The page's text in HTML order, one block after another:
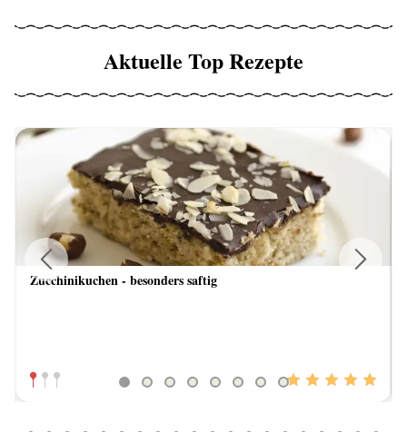
Aktuelle Top Rezepte
Zucchinikuchen - besonders saftig
Previous